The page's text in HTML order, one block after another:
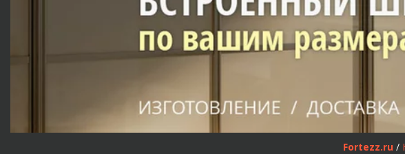
Fortezz.ru /